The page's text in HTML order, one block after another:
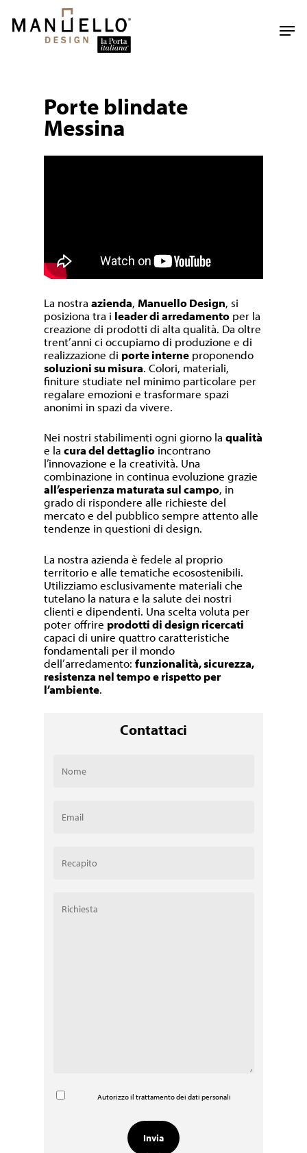
main
Porte blindate
Messina
La nostraazienda, Manuello Design, si
posiziona tra i leader di arredamento per la
creazione di prodotti di alta qualità. Da oltre
trent’anni ci occupiamo di produzione e di
realizzazione di porte interne proponendo
soluzioni su misura. Colori, materiali,
finiture studiate nel minimo particolare per
regalare emozioni e trasformare spazi
anonimi in spazi da vivere.
Nei nostri stabilimenti ogni giorno laqualità
e lacura del dettaglio incontrano
l’innovazione e la creatività. Una
combinazione in continua evoluzione grazie
all’esperienza maturata sul campo, in
grado di rispondere alle richieste del
mercato e del pubblico sempre attento alle
tendenze in questioni di design.
La nostra azienda è fedele al proprio
territorio e alle tematiche ecosostenibili.
Utilizziamo esclusivamente materiali che
tutelano la natura e la salute dei nostri
clienti e dipendenti. Una scelta voluta per
poter offrire prodotti di design ricercati
capaci di unire quattro caratteristiche
fondamentali per il mondo
dell’arredamento:funzionalità, sicurezza,
resistenza nel tempo e rispetto per
l’ambiente.
Contattaci
Autorizzo il trattamento dei dati personali